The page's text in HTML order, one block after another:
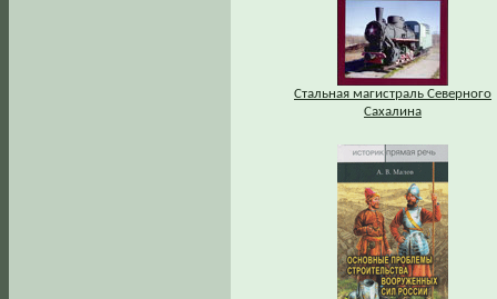
Стальная магистраль Северного
Сахалина